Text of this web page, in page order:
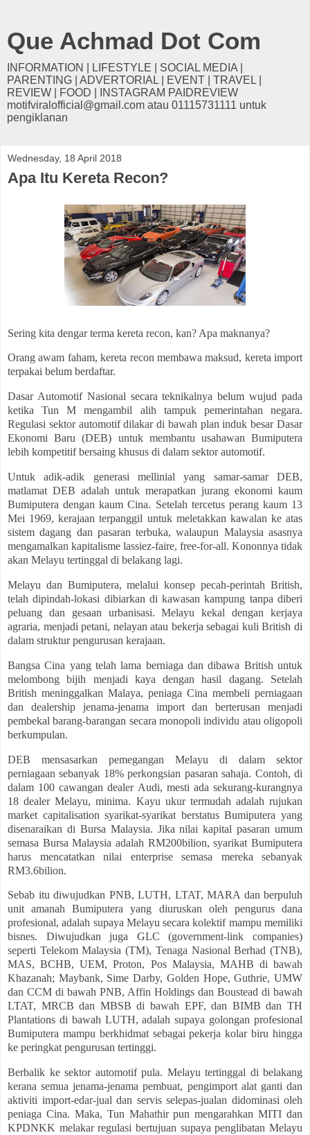
Que Achmad Dot Com
INFORMATION | LIFESTYLE | SOCIAL MEDIA |
PARENTING | ADVERTORIAL | EVENT | TRAVEL |
REVIEW | FOOD | INSTAGRAM PAIDREVIEW
motifviralofficial@gmail.com atau 01115731111 untuk
pengiklanan
Wednesday, 18 April 2018
Apa Itu Kereta Recon?
Sering kita dengar terma kereta recon, kan? Apa maknanya?
Orang awam faham, kereta recon membawa maksud, kereta import
terpakai belum berdaftar.
Dasar Automotif Nasional secara teknikalnya belum wujud pada
ketika Tun M mengambil alih tampuk pemerintahan negara.
Regulasi sektor automotif dilakar di bawah plan induk besar Dasar
Ekonomi Baru (DEB) untuk membantu usahawan Bumiputera
lebih kompetitif bersaing khusus di dalam sektor automotif.
Untuk adik-adik generasi mellinial yang samar-samar DEB,
matlamat DEB adalah untuk merapatkan jurang ekonomi kaum
Bumiputera dengan kaum Cina. Setelah tercetus perang kaum 13
Mei 1969, kerajaan terpanggil untuk meletakkan kawalan ke atas
sistem dagang dan pasaran terbuka, walaupun Malaysia asasnya
mengamalkan kapitalisme lassiez-faire, free-for-all. Kononnya tidak
akan Melayu tertinggal di belakang lagi.
Melayu dan Bumiputera, melalui konsep pecah-perintah British,
telah dipindah-lokasi dibiarkan di kawasan kampung tanpa diberi
peluang dan gesaan urbanisasi. Melayu kekal dengan kerjaya
agraria, menjadi petani, nelayan atau bekerja sebagai kuli British di
dalam struktur pengurusan kerajaan.
Bangsa Cina yang telah lama berniaga dan dibawa British untuk
melombong bijih menjadi kaya dengan hasil dagang. Setelah
British meninggalkan Malaya, peniaga Cina membeli perniagaan
dan dealership jenama-jenama import dan berterusan menjadi
pembekal barang-barangan secara monopoli individu atau oligopoli
berkumpulan.
DEB mensasarkan pemegangan Melayu di dalam sektor
perniagaan sebanyak 18% perkongsian pasaran sahaja. Contoh, di
dalam 100 cawangan dealer Audi, mesti ada sekurang-kurangnya
18 dealer Melayu, minima. Kayu ukur termudah adalah rujukan
market capitalisation syarikat-syarikat berstatus Bumiputera yang
disenaraikan di Bursa Malaysia. Jika nilai kapital pasaran umum
semasa Bursa Malaysia adalah RM200bilion, syarikat Bumiputera
harus mencatatkan nilai enterprise semasa mereka sebanyak
RM3.6bilion.
Sebab itu diwujudkan PNB, LUTH, LTAT, MARA dan berpuluh
unit amanah Bumiputera yang diuruskan oleh pengurus dana
profesional, adalah supaya Melayu secara kolektif mampu memiliki
bisnes. Diwujudkan juga GLC (government-link companies)
seperti Telekom Malaysia (TM), Tenaga Nasional Berhad (TNB),
MAS, BCHB, UEM, Proton, Pos Malaysia, MAHB di bawah
Khazanah; Maybank, Sime Darby, Golden Hope, Guthrie, UMW
dan CCM di bawah PNB, Affin Holdings dan Boustead di bawah
LTAT, MRCB dan MBSB di bawah EPF, dan BIMB dan TH
Plantations di bawah LUTH, adalah supaya golongan profesional
Bumiputera mampu berkhidmat sebagai pekerja kolar biru hingga
ke peringkat pengurusan tertinggi.
Berbalik ke sektor automotif pula. Melayu tertinggal di belakang
kerana semua jenama-jenama pembuat, pengimport alat ganti dan
aktiviti import-edar-jual dan servis selepas-jualan didominasi oleh
peniaga Cina. Maka, Tun Mahathir pun mengarahkan MITI dan
KPDNKK melakar regulasi bertujuan supaya penglibatan Melayu